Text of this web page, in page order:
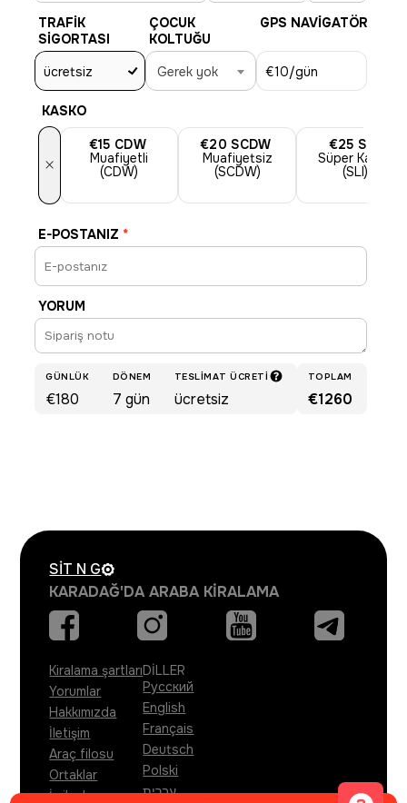
TRAFIK
SIGORTASI
ücretsiz
ÇOCUK
KOLTUĞU
Gerek yok
GPS NAVIGATÖR
€10/gün
KASKO
×
€15 CDW
Muafiyetli
(CDW)
€20 SCDW
Muafiyetsiz
(SCDW)
€25 SLI
Süper Kasko
(SLI)
E-POSTANIZ *
YORUM
GÜNLÜK
€180
DÖNEM
7 gün
TESLIMAT ÜCRETI
ücretsiz
TOPLAM
€1260
SIT N G
KARADAĞ'DA ARABA KIRALAMA
Kiralama şartları
Yorumlar
Hakkımızda
İletişim
Araç filosu
Ortaklar
İş ilanları
DİLLER
Русский
English
Français
Deutsch
Polski
עברית